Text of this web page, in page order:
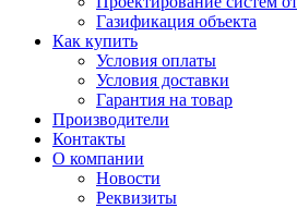
Газификация объекта
Как купить
Условия оплаты
Условия доставки
Гарантия на товар
Производители
Контакты
О компании
Новости
Реквизиты